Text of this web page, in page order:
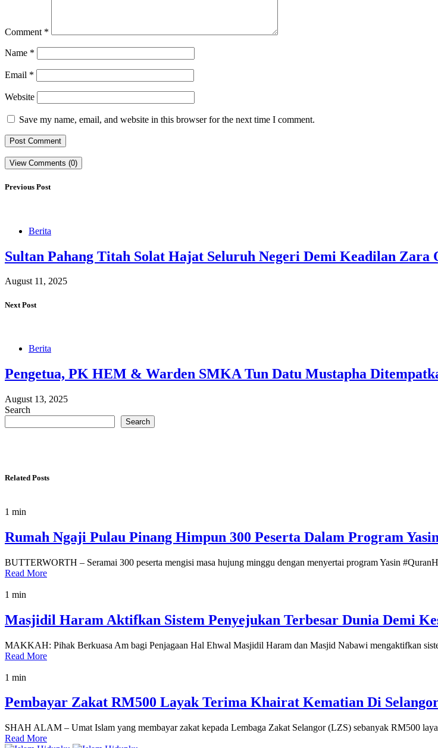
Comment *
Name *
Email *
Website
Save my name, email, and website in this browser for the next time I comment.
View Comments (0)
Previous Post
Berita
Sultan Pahang Titah Solat Hajat Seluruh Negeri Demi Keadilan Zara
August 11, 2025
Next Post
Berita
Pengetua, PK HEM & Warden SMKA Tun Datu Mustapha
August 13, 2025
Search
Search
Related Posts
1 min
Rumah Ngaji Pulau Pinang Himpun 300 Peserta Dalam Program
BUTTERWORTH – Seramai 300 peserta mengisi masa hujung minggu dengan menyertai program Yasin
Read More
1 min
Masjidil Haram Aktifkan Sistem Penyejukan Terbesar Dunia Demi
MAKKAH: Pihak Berkuasa Am bagi Penjagaan Hal Ehwal Masjidil Haram dan Masjid Nabawi mengaktifkan
Read More
1 min
Pembayar Zakat RM500 Layak Terima Khairat Kematian Di
SHAH ALAM – Umat Islam yang membayar zakat kepada Lembaga Zakat Selangor (LZS) sebanyak RM500
Read More